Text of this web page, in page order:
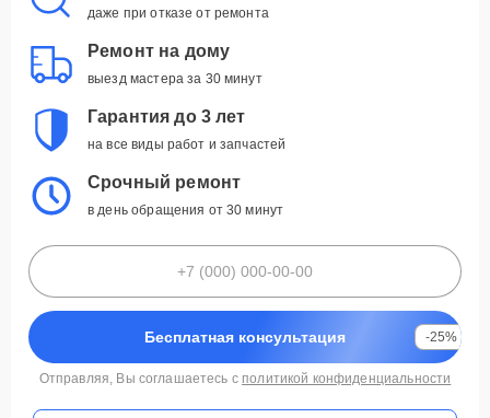
даже при отказе от ремонта
Ремонт на дому
выезд мастера за 30 минут
Гарантия до 3 лет
на все виды работ и запчастей
Срочный ремонт
в день обращения от 30 минут
Бесплатная консультация -25%
Отправляя, Вы соглашаетесь с политикой конфиденциальности